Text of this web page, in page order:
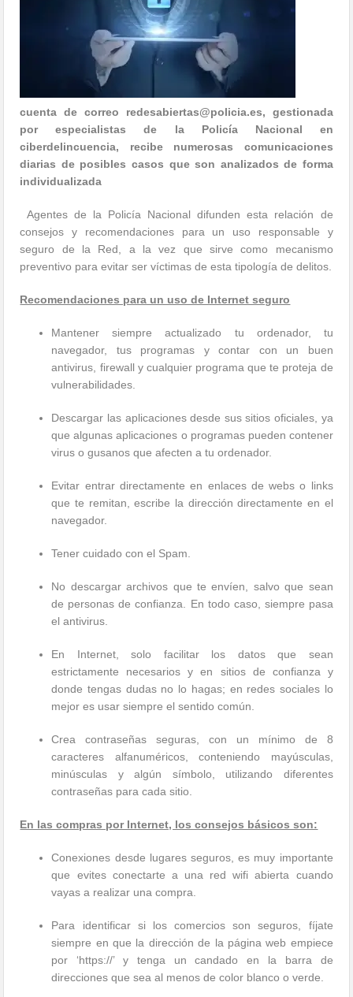
cuenta de correo redesabiertas@policia.es, gestionada
por especialistas de la Policía Nacional en
ciberdelincuencia, recibe numerosas comunicaciones
diarias de posibles casos que son analizados de forma
individualizada
Agentes de la Policía Nacional difunden esta relación de
consejos y recomendaciones para un uso responsable y
seguro de la Red, a la vez que sirve como mecanismo
preventivo para evitar ser víctimas de esta tipología de delitos.
Recomendaciones para un uso de Internet seguro
Mantener siempre actualizado tu ordenador, tu
navegador, tus programas y contar con un buen
antivirus, firewall y cualquier programa que te proteja de
vulnerabilidades.
Descargar las aplicaciones desde sus sitios oficiales, ya
que algunas aplicaciones o programas pueden contener
virus o gusanos que afecten a tu ordenador.
Evitar entrar directamente en enlaces de webs o links
que te remitan, escribe la dirección directamente en el
navegador.
Tener cuidado con el Spam.
No descargar archivos que te envíen, salvo que sean
de personas de confianza. En todo caso, siempre pasa
el antivirus.
En Internet, solo facilitar los datos que sean
estrictamente necesarios y en sitios de confianza y
donde tengas dudas no lo hagas; en redes sociales lo
mejor es usar siempre el sentido común.
Crea contraseñas seguras, con un mínimo de 8
caracteres alfanuméricos, conteniendo mayúsculas,
minúsculas y algún símbolo, utilizando diferentes
contraseñas para cada sitio.
En las compras por Internet, los consejos básicos son:
Conexiones desde lugares seguros, es muy importante
que evites conectarte a una red wifi abierta cuando
vayas a realizar una compra.
Para identificar si los comercios son seguros, fíjate
siempre en que la dirección de la página web empiece
por ‘https://’ y tenga un candado en la barra de
direcciones que sea al menos de color blanco o verde.